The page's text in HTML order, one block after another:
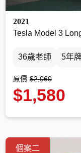
2021
Tesla Model 3
36歲老師 5年
原價 $2,060
$1,580
個案二